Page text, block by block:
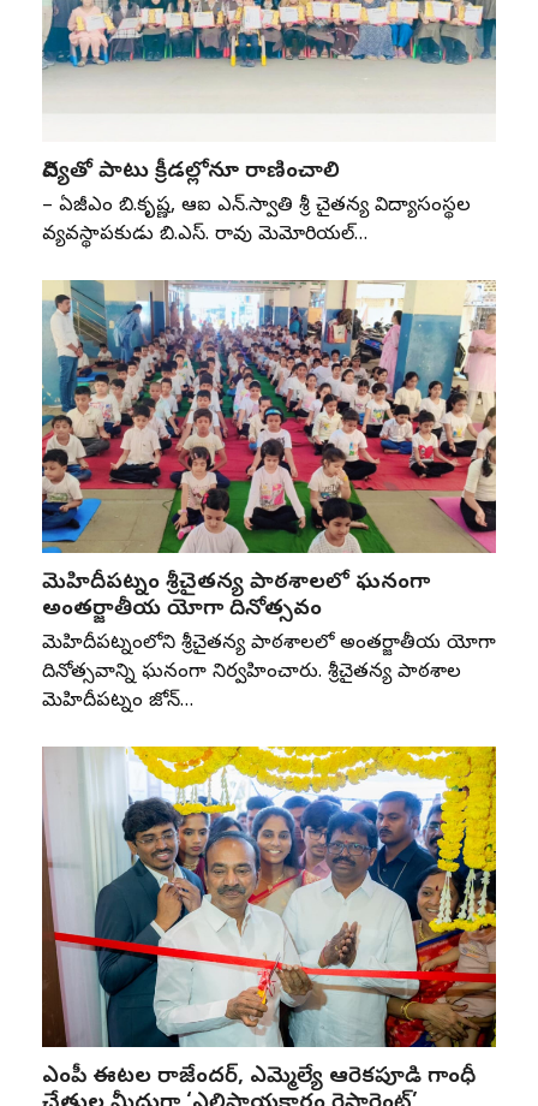
విద్యతో పాటు క్రీడల్లోనూ రాణించాలి
– ఏజీఎం బి.కృష్ణ, ఆర్‌ఐ ఎన్‌.స్వాతి శ్రీ చైతన్య విద్యాసంస్థల
వ్యవస్థాపకుడు బి.ఎస్‌. రావు మెమోరియల్‌…
మెహిదీపట్నం శ్రీచైతన్య పాఠశాలలో ఘనంగా
అంతర్జాతీయ యోగా దినోత్సవం
మెహిదీపట్నంలోని శ్రీచైతన్య పాఠశాలలో అంతర్జాతీయ యోగా
దినోత్సవాన్ని ఘనంగా నిర్వహించారు. శ్రీచైతన్య పాఠశాల
మెహిదీపట్నం జోన్‌…
ఎంపీ ఈటల రాజేందర్, ఎమ్మెల్యే ఆరెకపూడి గాంధీ